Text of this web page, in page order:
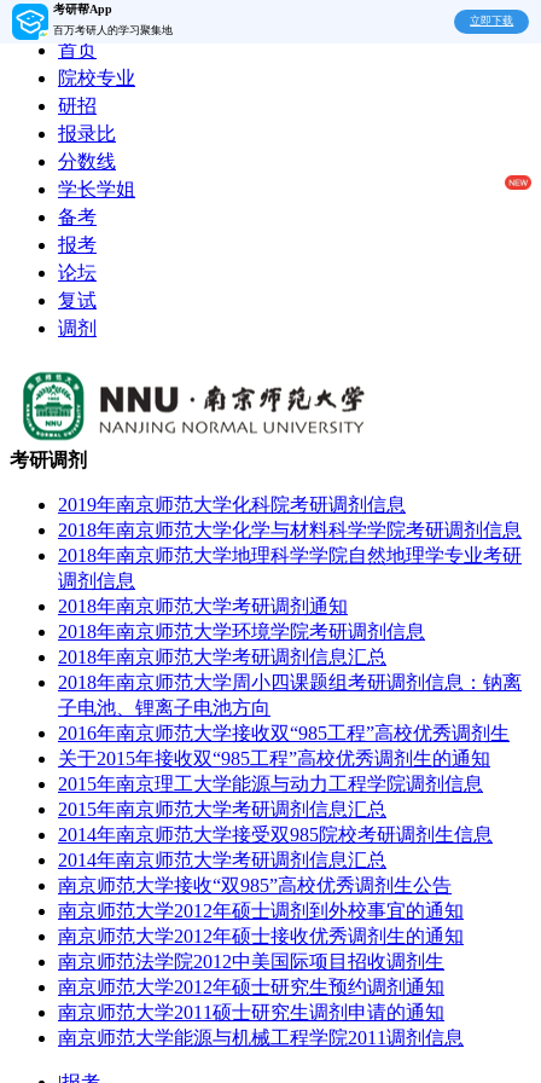
考研帮App
百万考研人的学习聚集地
立即下载
首页
院校专业
研招
报录比
分数线
学长学姐
备考
报考
论坛
复试
调剂
考研调剂
2019年南京师范大学化科院考研调剂信息
2018年南京师范大学化学与材料科学学院考研调剂信息
2018年南京师范大学地理科学学院自然地理学专业考研
调剂信息
2018年南京师范大学考研调剂通知
2018年南京师范大学环境学院考研调剂信息
2018年南京师范大学考研调剂信息汇总
2018年南京师范大学周小四课题组考研调剂信息：钠离
子电池、锂离子电池方向
2016年南京师范大学接收双“985工程”高校优秀调剂生
关于2015年接收双“985工程”高校优秀调剂生的通知
2015年南京理工大学能源与动力工程学院调剂信息
2015年南京师范大学考研调剂信息汇总
2014年南京师范大学接受双985院校考研调剂生信息
2014年南京师范大学考研调剂信息汇总
南京师范大学接收“双985”高校优秀调剂生公告
南京师范大学2012年硕士调剂到外校事宜的通知
南京师范大学2012年硕士接收优秀调剂生的通知
南京师范法学院2012中美国际项目招收调剂生
南京师范大学2012年硕士研究生预约调剂通知
南京师范大学2011硕士研究生调剂申请的通知
南京师范大学能源与机械工程学院2011调剂信息